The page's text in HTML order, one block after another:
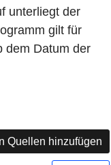
unterliegt der
gilt für
dem Datum der
Quellen hinzufügen